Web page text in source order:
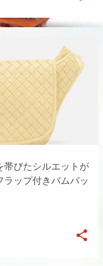
帯びたシルエットが
ップ付きバムバッ